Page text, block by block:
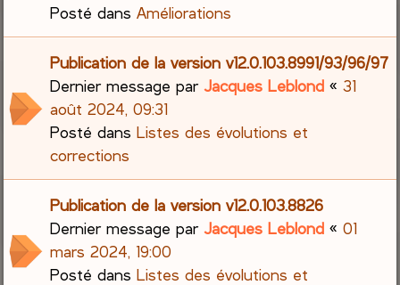
Posté dansAméliorations
Publication de la version v12.0.103.8991/93/96/97
Dernier message parJacques Leblond «31
août 2024, 09:31
Posté dansListes des évolutions et
corrections
Publication de la version v12.0.103.8826
Dernier message parJacques Leblond «01
mars 2024, 19:00
Posté dansListes des évolutions et